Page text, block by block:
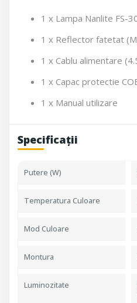
1 x Lampa Nanlite FS-
1 x Reflector fatetat
1 x Cablu alimentare
1 x Capac protectie
1 x Manual utilizare
Specificații
Putere (W)
Temperatura Culoare
Mod Culoare
Montura
Luminozitate